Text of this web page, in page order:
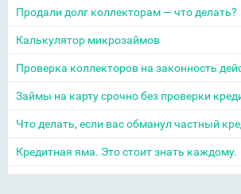
Продали долг коллекторам — что делать?
Калькулятор микрозаймов
Проверка коллекторов на законность
Займы на карту срочно без проверки
Что делать, если вас обманул частный
Кредитная яма. Это стоит знать каждому.